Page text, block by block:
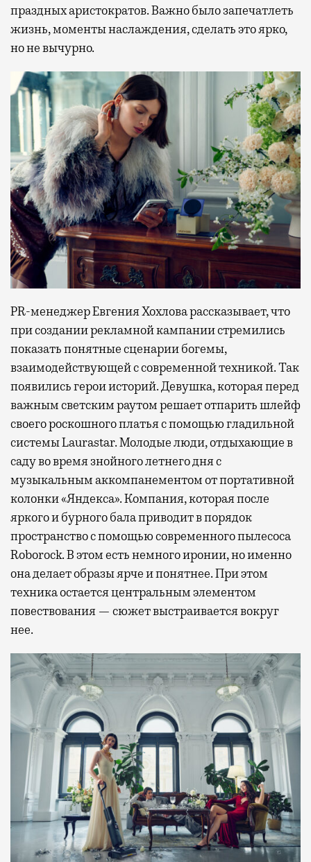
праздных аристократов. Важно было запечатлеть
жизнь, моменты наслаждения, сделать это ярко,
но не вычурно.
PR-менеджер Евгения Хохлова рассказывает, что
при создании рекламной кампании стремились
показать понятные сценарии богемы,
взаимодействующей с современной техникой. Так
появились герои историй. Девушка, которая перед
важным светским раутом решает отпарить шлейф
своего роскошного платья с помощью гладильной
системы Laurastar. Молодые люди, отдыхающие в
саду во время знойного летнего дня с
музыкальным аккомпанементом от портативной
колонки «Яндекса». Компания, которая после
яркого и бурного бала приводит в порядок
пространство с помощью современного пылесоса
Roborock. В этом есть немного иронии, но именно
она делает образы ярче и понятнее. При этом
техника остается центральным элементом
повествования — сюжет выстраивается вокруг
нее.